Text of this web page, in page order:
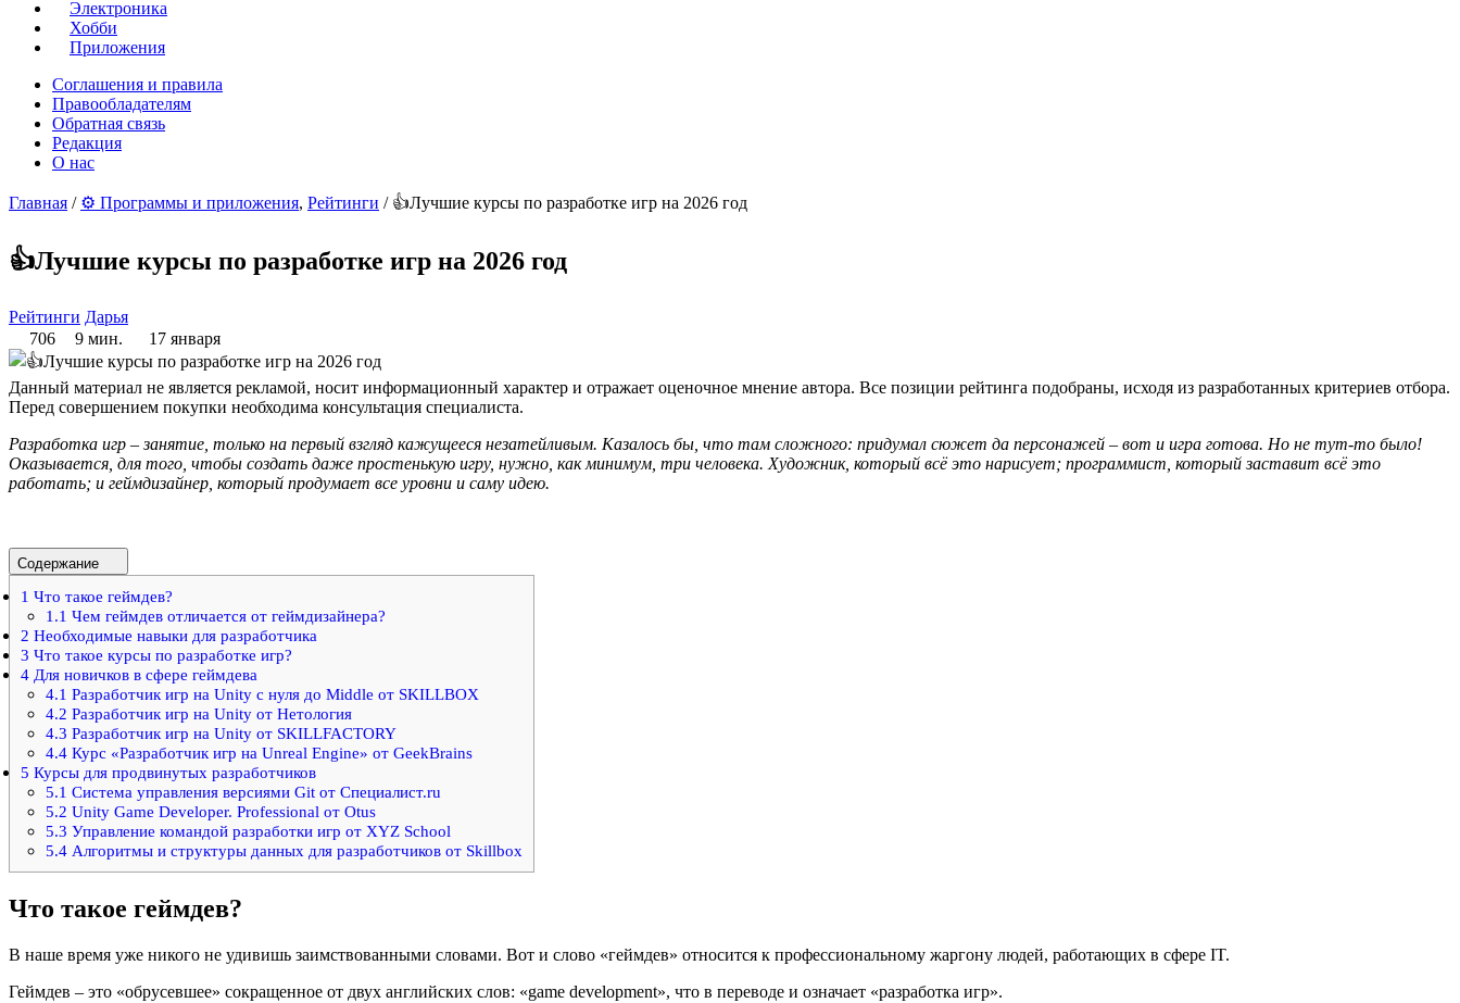
Электроника
Хобби
Приложения
Соглашения и правила
Правообладателям
Обратная связь
Редакция
О нас
Главная / ⚙ Программы и приложения, Рейтинги / 👍Лучшие курсы по разработке игр на 2026 год
👍Лучшие курсы по разработке игр на 2026 год
Рейтинги Дарья
706
9 мин. 17 января
Данный материал не является рекламой, носит информационный характер и отражает оценочное мнение автора. Все позиции рейтинга подобраны, исходя из разработанных критериев отбора.
Перед совершением покупки необходима консультация специалиста.
Разработка игр – занятие, только на первый взгляд кажущееся незатейливым. Казалось бы, что там сложного: придумал сюжет да персонажей – вот и игра готова. Но не тут-то было!
Оказывается, для того, чтобы создать даже простенькую игру, нужно, как минимум, три человека. Художник, который всё это нарисует; программист, который заставит всё это
работать; и геймдизайнер, который продумает все уровни и саму идею.
Содержание
1 Что такое геймдев?
1.1 Чем геймдев отличается от геймдизайнера?
2 Необходимые навыки для разработчика
3 Что такое курсы по разработке игр?
4 Для новичков в сфере геймдева
4.1 Разработчик игр на Unity с нуля до Middle от SKILLBOX
4.2 Разработчик игр на Unity от Нетология
4.3 Разработчик игр на Unity от SKILLFACTORY
4.4Курс «Разработчик игр на Unreal Engine» от GeekBrains
5 Курсы для продвинутых разработчиков
5.1 Система управления версиями Git от Специалист.ru
5.2 Unity Game Developer. Professional от Otus
5.3 Управление командой разработки игр от XYZ School
5.4Алгоритмы и структуры данных для разработчиков от Skillbox
Что такое геймдев?
В наше время уже никого не удивишь заимствованными словами. Вот и слово «геймдев» относится к профессиональному жаргону людей, работающих в сфере IT.
Геймдев – это «обрусевшее» сокращенное от двух английских слов: «game development», что в переводе и означает «разработка игр».